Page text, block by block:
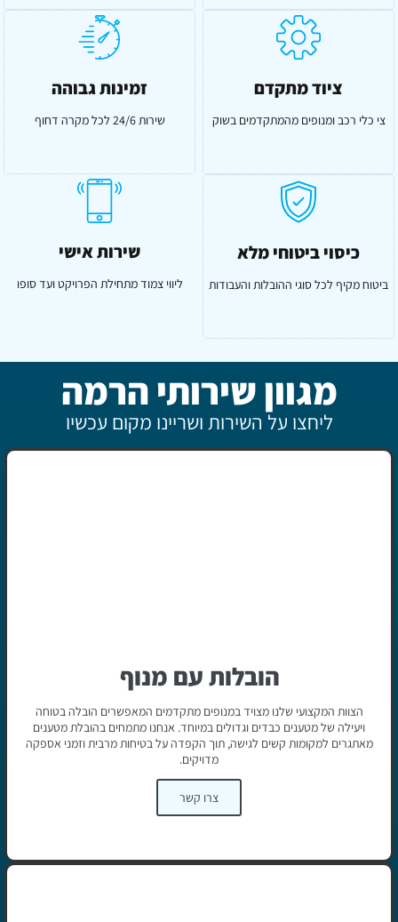
ציוד מתקדם
צי כלי רכב ומנופים מהמתקדמים בשוק
זמינות גבוהה
שירות 24/6 לכל מקרה דחוף
כיסוי ביטוחי מלא
ביטוח מקיף לכל סוגי ההובלות והעבודות
שירות אישי
ליווי צמוד מתחילת הפרויקט ועד סופו
מגוון שירותי הרמה
ליחצו על השירות ושריינו מקום עכשיו
הובלות עם מנוף
הצוות המקצועי שלנו מצויד במנופים מתקדמים המאפשרים הובלה בטוחה
ויעילה של מטענים כבדים וגדולים במיוחד. אנחנו מתמחים בהובלת מטענים
מאתגרים למקומות קשים לגישה, תוך הקפדה על בטיחות מרבית וזמני אספקה
מדויקים.
צרו קשר